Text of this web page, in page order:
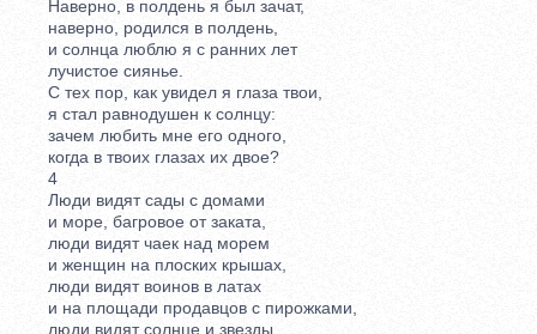
Наверно, в полдень я был зачат,
наверно, родился в полдень,
и солнца люблю я с ранних лет
лучистое сиянье.
С тех пор, как увидел я глаза твои,
я стал равнодушен к солнцу:
зачем любить мне его одного,
когда в твоих глазах их двое?
4
Люди видят сады с домами
и море, багровое от заката,
люди видят чаек над морем
и женщин на плоских крышах,
люди видят воинов в латах
и на площади продавцов с пирожками,
люди видят солнце и звезды,